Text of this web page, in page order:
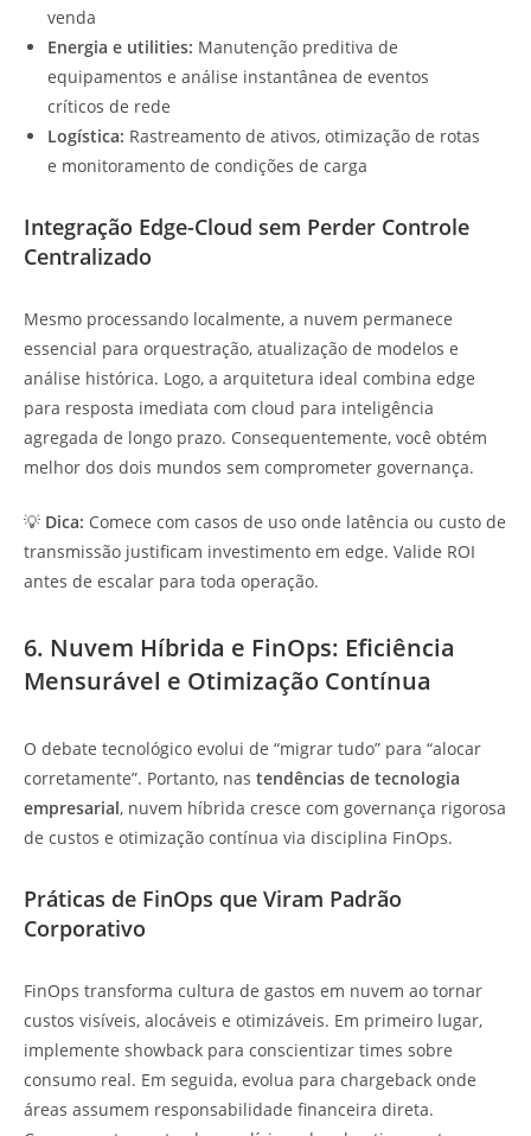
venda
Energia e utilities: Manutenção preditiva de
equipamentos e análise instantânea de eventos
críticos de rede
Logística: Rastreamento de ativos, otimização de rotas
e monitoramento de condições de carga
Integração Edge-Cloud sem Perder Controle
Centralizado
Mesmo processando localmente, a nuvem permanece
essencial para orquestração, atualização de modelos e
análise histórica. Logo, a arquitetura ideal combina edge
para resposta imediata com cloud para inteligência
agregada de longo prazo. Consequentemente, você obtém
melhor dos dois mundos sem comprometer governança.
💡 Dica: Comece com casos de uso onde latência ou custo de
transmissão justificam investimento em edge. Valide ROI
antes de escalar para toda operação.
6. Nuvem Híbrida e FinOps: Eficiência
Mensurável e Otimização Contínua
O debate tecnológico evolui de “migrar tudo” para “alocar
corretamente”. Portanto, nas tendências de tecnologia
empresarial, nuvem híbrida cresce com governança rigorosa
de custos e otimização contínua via disciplina FinOps.
Práticas de FinOps que Viram Padrão
Corporativo
FinOps transforma cultura de gastos em nuvem ao tornar
custos visíveis, alocáveis e otimizáveis. Em primeiro lugar,
implemente showback para conscientizar times sobre
consumo real. Em seguida, evolua para chargeback onde
áreas assumem responsabilidade financeira direta.